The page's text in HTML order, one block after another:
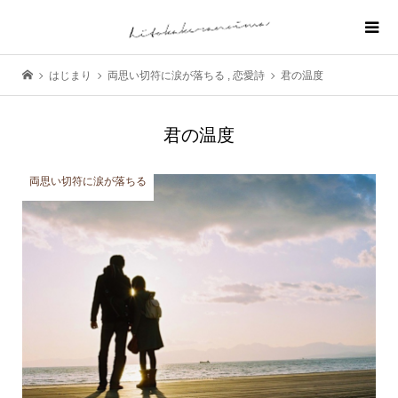
はじまり 両思い切符に涙が落ちる , 恋愛詩 君の温度
君の温度
両思い切符に涙が落ちる